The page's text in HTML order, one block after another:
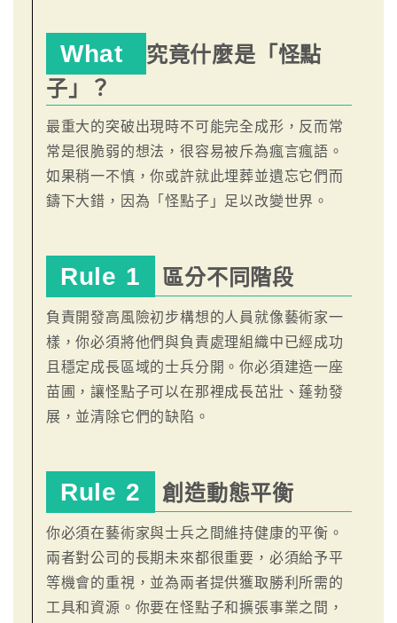
What
究竟什麼是「怪點
子」？
最重大的突破出現時不可能完全成形，反而常
常是很脆弱的想法，很容易被斥為瘋言瘋語。
如果稍一不慎，你或許就此埋葬並遺忘它們而
鑄下大錯，因為「怪點子」足以改變世界。
Rule 1 區分不同階段
負責開發高風險初步構想的人員就像藝術家一
樣，你必須將他們與負責處理組織中已經成功
且穩定成長區域的士兵分開。你必須建造一座
苗圃，讓怪點子可以在那裡成長茁壯、蓬勃發
展，並清除它們的缺陷。
Rule 2 創造動態平衡
你必須在藝術家與士兵之間維持健康的平衡。
兩者對公司的長期未來都很重要，必須給予平
等機會的重視，並為兩者提供獲取勝利所需的
工具和資源。你要在怪點子和擴張事業之間，